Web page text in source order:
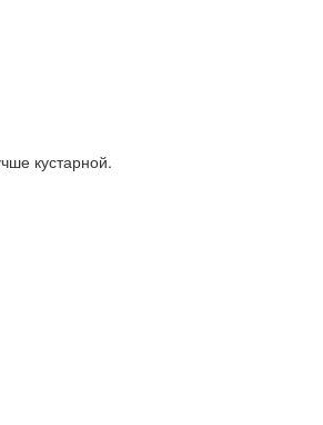
кустарной.